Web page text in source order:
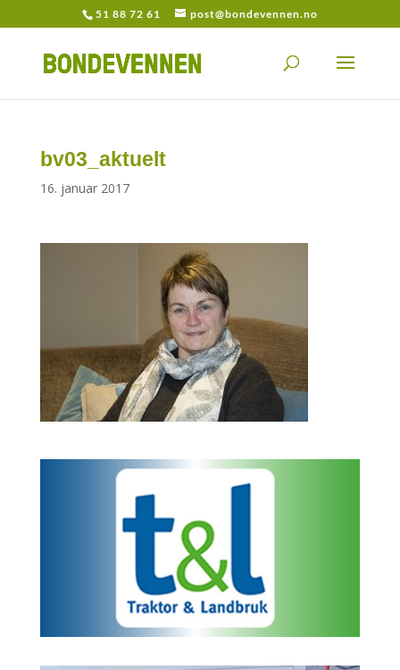
51 88 72 61 post@bondevennen.no
bv03_aktuelt
16. januar 2017